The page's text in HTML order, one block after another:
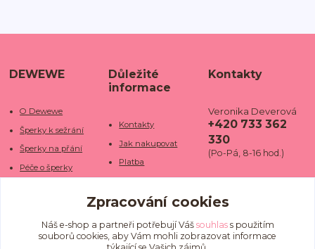
DEWEWE
O Dewewe
Šperky k sežrání
Šperky na přání
Péče o šperky
Kamenné obchody
Fotogalerie
Důležité
informace
Kontakty
Jak nakupovat
Platba
Doba dodání
Doprava
Obchodní podmínky
Kontakty
Veronika Deverová
+420 733 362
330
(Po-Pá, 8-16 hod.)
we.cz
Zpracování cookies
Náš e-shop a partneři potřebují Váš souhlass použitím
souborů cookies, aby Vám mohli zobrazovat informace